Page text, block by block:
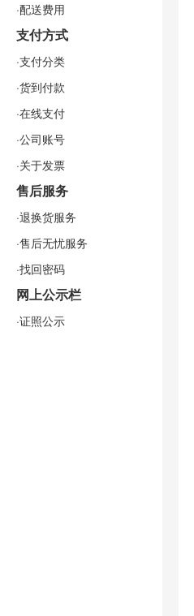
·配送费用
支付方式
·支付分类
·货到付款
·在线支付
·公司账号
·关于发票
售后服务
·退换货服务
·售后无忧服务
·找回密码
网上公示栏
·证照公示